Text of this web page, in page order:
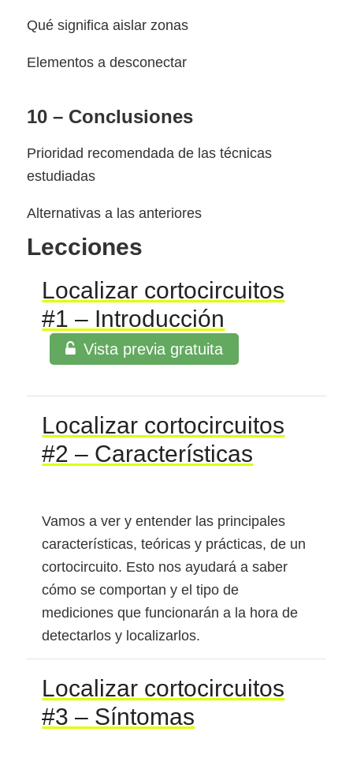
Qué significa aislar zonas
Elementos a desconectar
10 – Conclusiones
Prioridad recomendada de las técnicas
estudiadas
Alternativas a las anteriores
Lecciones
Localizar cortocircuitos
#1 – Introducción
Vista previa gratuita
Localizar cortocircuitos
#2 – Características
Vamos a ver y entender las principales
características, teóricas y prácticas, de un
cortocircuito. Esto nos ayudará a saber
cómo se comportan y el tipo de
mediciones que funcionarán a la hora de
detectarlos y localizarlos.
Localizar cortocircuitos
#3 – Síntomas